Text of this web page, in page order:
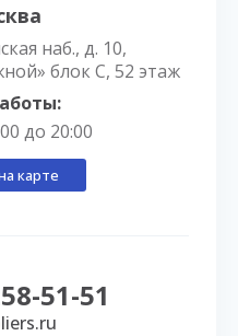
наб., д. 10,
блок С, 52 этаж
до 20:00
карте
51-51